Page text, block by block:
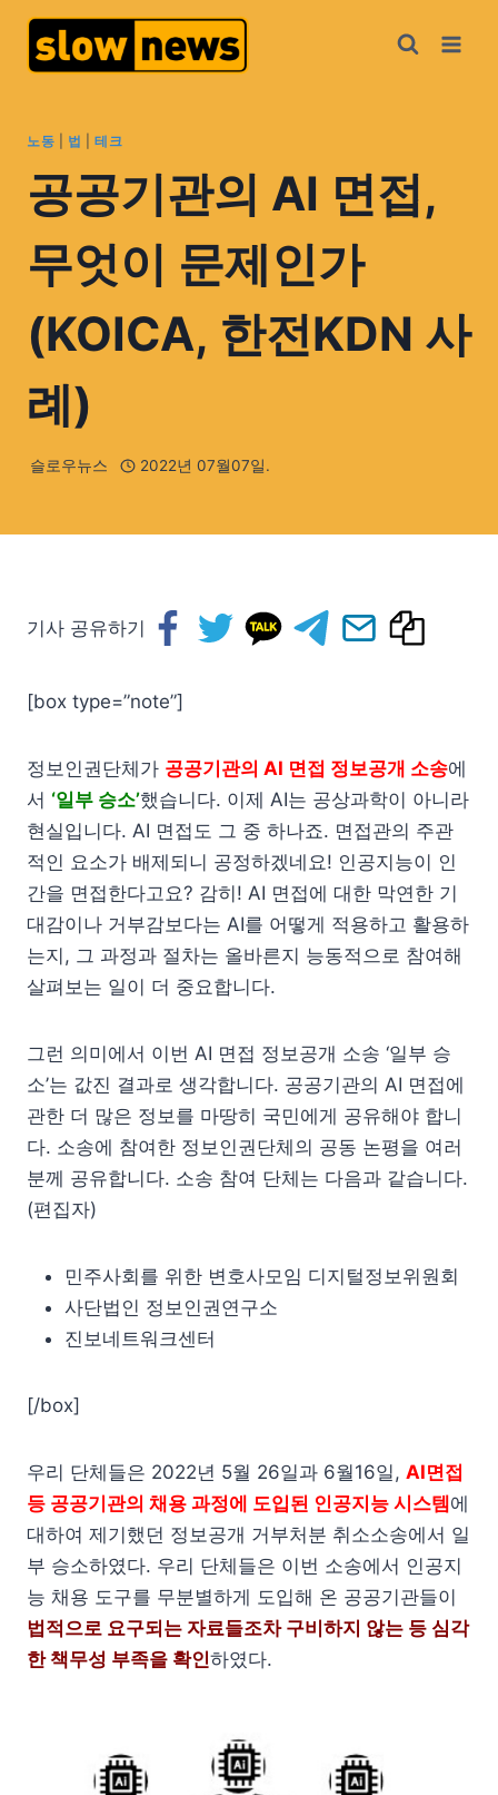
노동 법 |테크
공공기관의 AI 면접,
무엇이 문제인가
(KOICA, 한전KDN 사
례)
슬로우뉴스 2022년 07월07일.
기사 공유하기
[box type=”note”]
정보인권단체가 공공기관의 AI 면접 정보공개 소송에
서 ‘일부 승소’했습니다. 이제 AI는 공상과학이 아니라
현실입니다. AI 면접도 그 중 하나죠. 면접관의 주관
적인 요소가 배제되니 공정하겠네요! 인공지능이 인
간을 면접한다고요? 감히! AI 면접에 대한 막연한 기
대감이나 거부감보다는 AI를 어떻게 적용하고 활용하
는지, 그 과정과 절차는 올바른지 능동적으로 참여해
살펴보는 일이 더 중요합니다.
그런 의미에서 이번 AI 면접 정보공개 소송 ‘일부 승
소’는 값진 결과로 생각합니다. 공공기관의 AI 면접에
관한 더 많은 정보를 마땅히 국민에게 공유해야 합니
다. 소송에 참여한 정보인권단체의 공동 논평을 여러
분께 공유합니다. 소송 참여 단체는 다음과 같습니다.
(편집자)
민주사회를 위한 변호사모임 디지털정보위원회
사단법인 정보인권연구소
진보네트워크센터
[/box]
우리 단체들은 2022년 5월 26일과 6월16일, AI면접
등 공공기관의 채용 과정에 도입된 인공지능 시스템 에
대하여 제기했던 정보공개 거부처분 취소소송에서 일
부 승소하였다. 우리 단체들은 이번 소송에서 인공지
능 채용 도구를 무분별하게 도입해 온 공공기관들이
법적으로 요구되는 자료들조차 구비하지 않는 등 심각
한 책무성 부족을 확인하였다.